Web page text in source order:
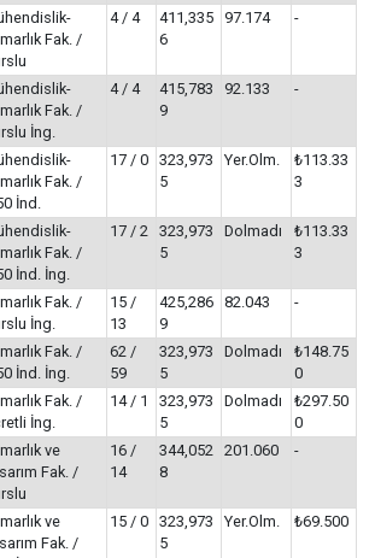
Fak. /
4 / 4
411,335
6
97.174 -
Fak. /
İng.
4 / 4
415,783
9
92.133 -
Fak. /
İnd.
17 / 0 323,973
5
Yer.Olm.
₺113.33
3
Fak. /
İnd. İng.
17 / 2 323,973
5
Dolmadı
₺113.33
3
Fak. /
İng.
15 /
13
425,286
9
82.043 -
Fak. /
İnd. İng.
62 /
59
323,973
5
Dolmadı
₺148.75
0
Fak. /
İng.
14 / 1
323,973
5
Dolmadı
₺297.50
0
ve
Fak. /
16 /
14
344,052
8
201.060 -
ve
Fak. /
15 / 0 323,973
5
Yer.Olm. ₺69.500